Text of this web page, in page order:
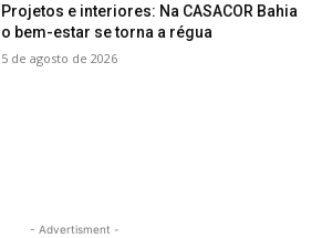
Projetos e interiores: Na CASACOR Bahia
o bem-estar se torna a régua
5 de agosto de 2026
- Advertisment -